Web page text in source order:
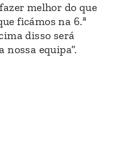
melhor do que
ficámos na 6.ª
disso será
equipa”.